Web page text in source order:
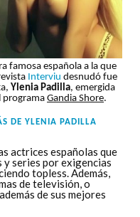
famosa española a la que
Interviu desnudó fue
Ylenia Padilla, emergida
programaGandia Shore.
DEYLENIA PADILLA
actrices españolas que
series por exigencias
topless. Además,
de televisión, o
de sus mejores